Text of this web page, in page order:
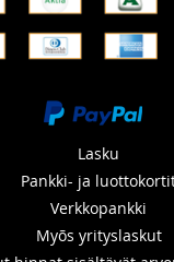
Lasku
Pankki- ja
Verkkopankki
Myõs yrityslaskut